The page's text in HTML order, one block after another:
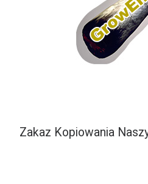
Zakaz Kopiowania